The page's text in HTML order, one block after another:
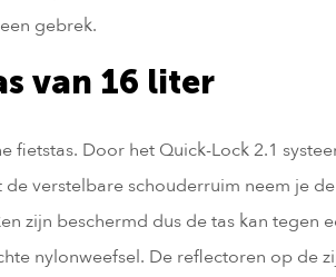
gebrek.
van 16 liter
fietstas. Door het Quick-Lock 2.1
verstelbare schouderruim neem je
zijn beschermd dus de tas kan tegen
nylonweefsel. De reflectoren op de